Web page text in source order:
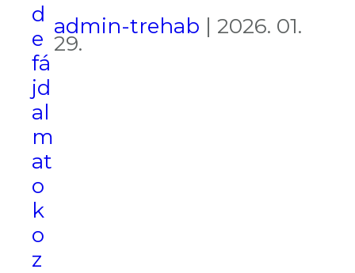
d
e
fá
jd
al
m
at
o
k
o
z
admin-trehab | 2026. 01.
29.